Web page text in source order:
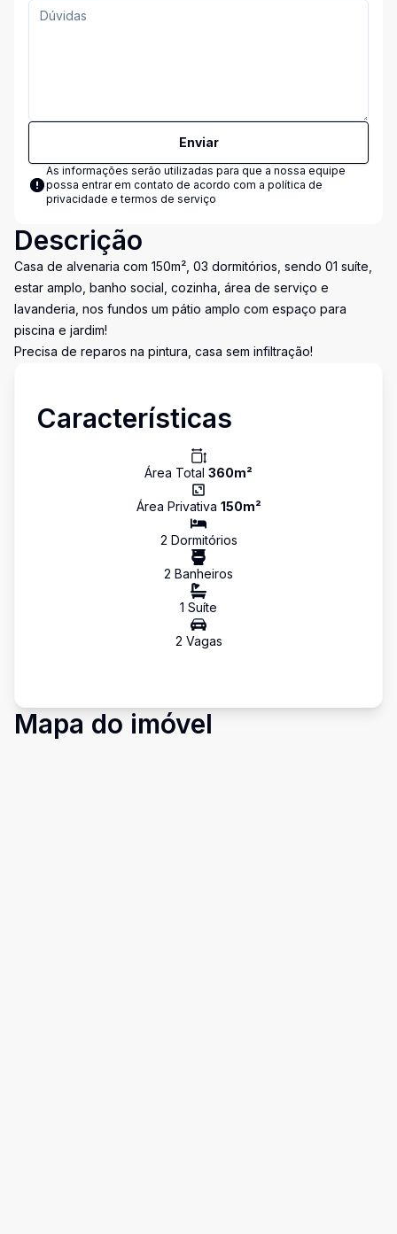
Enviar
As informações serão utilizadas para que a nossa equipe
possa entrar em contato de acordo com a política de
privacidade e termos de serviço
Descrição
Casa de alvenaria com 150m², 03 dormitórios, sendo 01 suíte,
estar amplo, banho social, cozinha, área de serviço e
lavanderia, nos fundos um pátio amplo com espaço para
piscina e jardim!
Precisa de reparos na pintura, casa sem infiltração!
Características
Área Total 360m²
Área Privativa 150m²
2 Dormitórios
2 Banheiros
1 Suíte
2 Vagas
Mapa do imóvel